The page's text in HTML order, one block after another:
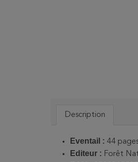
Description
Eventail ‏: ‎44
Editeur : Forêt